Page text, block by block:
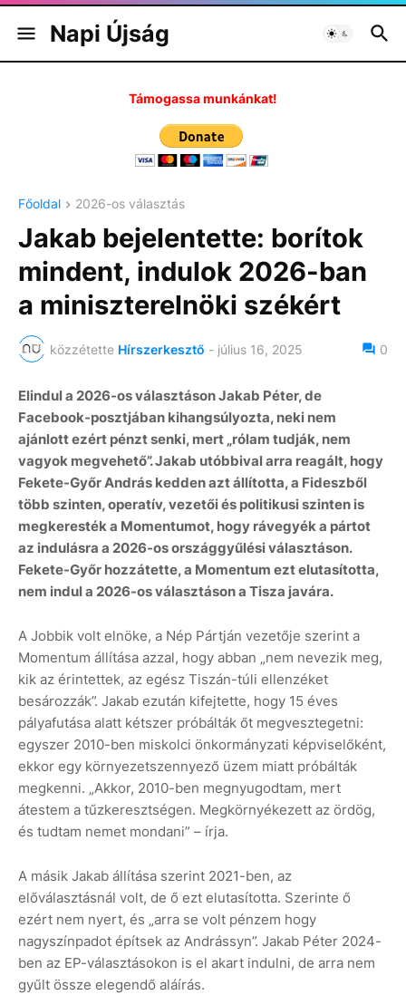
Napi Újság
Támogassa munkánkat!
Főoldal 2026-os választás
Jakab bejelentette: borítok
mindent, indulok 2026-ban
a miniszterelnöki székért
közzétette Hírszerkesztő - július 16, 2025 0
Elindul a 2026-os választáson Jakab Péter, de
Facebook-posztjában kihangsúlyozta, neki nem
ajánlott ezért pénzt senki, mert „rólam tudják, nem
vagyok megvehető”. Jakab utóbbival arra reagált, hogy
Fekete-Győr András kedden azt állította, a Fideszből
több szinten, operatív, vezetői és politikusi szinten is
megkeresték a Momentumot, hogy rávegyék a pártot
az indulásra a 2026-os országgyűlési választáson.
Fekete-Győr hozzátette, a Momentum ezt elutasította,
nem indul a 2026-os választáson a Tisza javára.
A Jobbik volt elnöke, a Nép Pártján vezetője szerint a
Momentum állítása azzal, hogy abban „nem nevezik meg,
kik az érintettek, az egész Tiszán-túli ellenzéket
besározzák”. Jakab ezután kifejtette, hogy 15 éves
pályafutása alatt kétszer próbálták őt megvesztegetni:
egyszer 2010-ben miskolci önkormányzati képviselőként,
ekkor egy környezetszennyező üzem miatt próbálták
megkenni. „Akkor, 2010-ben megnyugodtam, mert
átestem a tűzkeresztségen. Megkörnyékezett az ördög,
és tudtam nemet mondani” – írja.
A másik Jakab állítása szerint 2021-ben, az
előválasztásnál volt, de ő ezt elutasította. Szerinte ő
ezért nem nyert, és „arra se volt pénzem hogy
nagyszínpadot építsek az Andrássyn”. Jakab Péter 2024-
ben az EP-választásokon is el akart indulni, de arra nem
gyűlt össze elegendő aláírás.